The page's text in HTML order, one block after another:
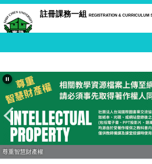
跳
到
主
容
區
註冊課務一組 REGISTRATION & CURRICULUM
尊重智慧財產權